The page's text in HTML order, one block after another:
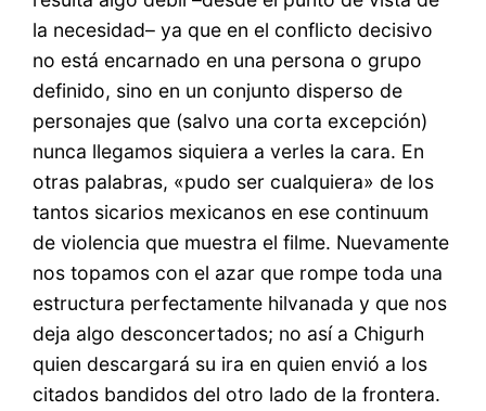
la necesidad– ya que en el conflicto decisivo
no está encarnado en una persona o grupo
definido, sino en un conjunto disperso de
personajes que (salvo una corta excepción)
nunca llegamos siquiera a verles la cara. En
otras palabras, «pudo ser cualquiera» de los
tantos sicarios mexicanos en ese continuum
de violencia que muestra el filme. Nuevamente
nos topamos con el azar que rompe toda una
estructura perfectamente hilvanada y que nos
deja algo desconcertados; no así a Chigurh
quien descargará su ira en quien envió a los
citados bandidos del otro lado de la frontera.